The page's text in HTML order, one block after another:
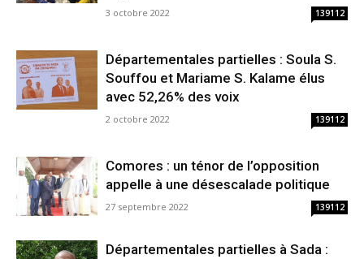
3 octobre 2022 139112
Départementales partielles : Soula S.
Souffou et Mariame S. Kalame élus
avec 52,26% des voix
2 octobre 2022 139112
Comores : un ténor de l’opposition
appelle à une désescalade politique
27 septembre 2022 139112
Départementales partielles à Sada :